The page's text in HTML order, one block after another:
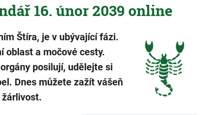
16. únor 2039 online
Štíra, je v ubývající fázi.
oblast a močové cesty.
posilují, udělejte si
Dnes můžete zažít vášeň
žárlivost.